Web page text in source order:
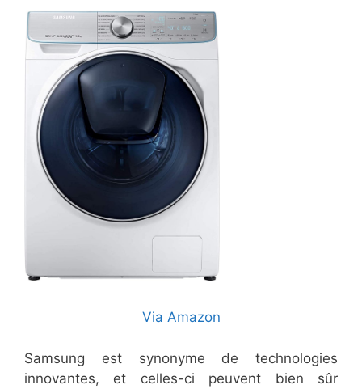
Via Amazon
Samsung est synonyme de technologies
innovantes, et celles-ci peuvent bien sûr